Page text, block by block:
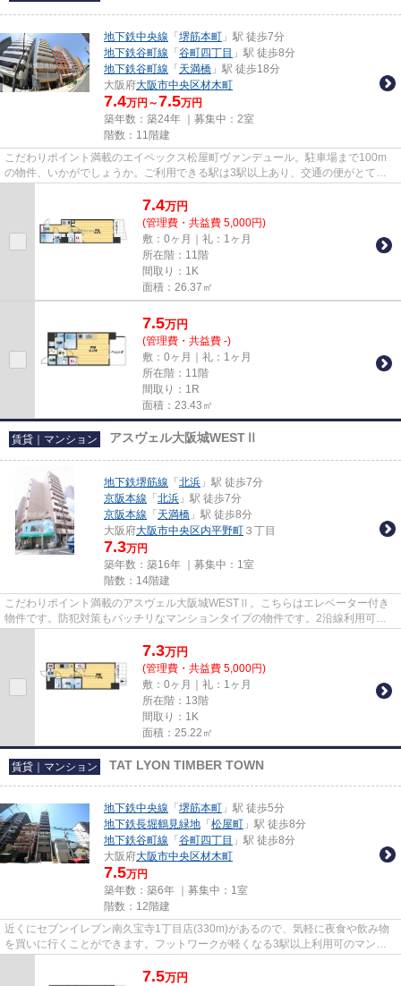
地下鉄中央線 「 堺筋本町 」駅 徒歩7分
地下鉄谷町線 「 谷町四丁目 」駅 徒歩8分
地下鉄谷町線 「 天満橋 」駅 徒歩18分
大阪府大阪市中央区材木町
7.4万円～7.5万円
築年数：築24年 ｜募集中： 2室
階数：11階建
こだわりポイント満載のエイペックス松屋町ヴァンデュール。駐車場まで100m
の物件、いかがでしょうか。ご利用できる駅は3駅以上あり、交通の便がとても
7.4万円
(管理費・共益費 5,000円)
敷：0ヶ月｜礼：1ヶ月
所在階：11階
間取り：1K
面積：26.37㎡
7.5万円
(管理費・共益費 -)
敷：0ヶ月｜礼：1ヶ月
所在階：11階
間取り：1R
面積：23.43㎡
賃貸｜マンション アスヴェル大阪城WESTⅡ
地下鉄堺筋線 「 北浜 」駅 徒歩7分
京阪本線 「 北浜 」駅 徒歩7分
京阪本線 「 天満橋 」駅 徒歩8分
大阪府大阪市中央区内平野町 ３丁目
7.3万円
築年数：築16年 ｜募集中： 1室
階数：14階建
こだわりポイント満載のアスヴェル大阪城WESTⅡ。こちらはエレベーター付き
物件です。防犯対策もバッチリなマンションタイプの物件です。2沿線利用可能
7.3万円
(管理費・共益費 5,000円)
敷：0ヶ月｜礼：1ヶ月
所在階：13階
間取り：1K
面積：25.22㎡
賃貸｜マンション TAT LYON TIMBER TOWN
地下鉄中央線 「 堺筋本町 」駅 徒歩5分
地下鉄長堀鶴見緑地 「 松屋町 」駅 徒歩8分
地下鉄谷町線 「 谷町四丁目 」駅 徒歩8分
大阪府大阪市中央区材木町
7.5万円
築年数：築6年 ｜募集中： 1室
階数：12階建
近くにセブンイレブン南久宝寺1丁目店(330m)があるので、気軽に夜食や飲み物
を買いに行くことができます。フットワークが軽くなる3駅以上利用可のマンシ
7.5万円